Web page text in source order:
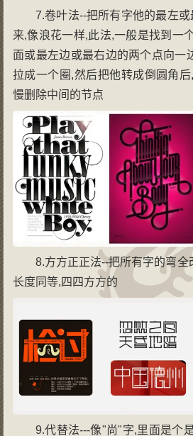
7.卷叶法--把所有字他的最左
来,像浪花一样,此法,一般是找到一
面或最左边或最右边的两个点向一
拉成一个圈,然后把他转成倒圆角
慢删除中间的节点
8.方方正正法--把所有字的弯全
长度同等,四四方方的
9.代替法---像"尚"字,里面是个